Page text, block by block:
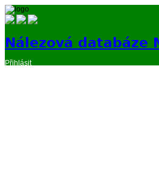
Nálezová databáze
Přihlásit